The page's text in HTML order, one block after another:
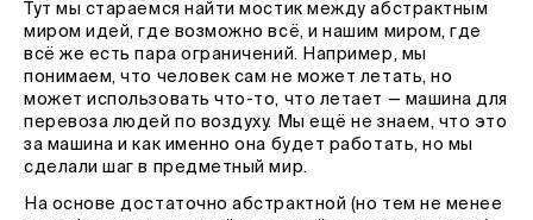
Тут мы стараемся найти мостик между абстрактным
миром идей, где возможно всё, и нашим миром, где
всё же есть пара ограничений. Например, мы
понимаем, что человек сам не может летать, но
может использовать что-то, что летает — машина для
перевоза людей по воздуху. Мы ещё не знаем, что это
за машина и как именно она будет работать, но мы
сделали шаг в предметный мир.
На основе достаточно абстрактной (но тем не менее